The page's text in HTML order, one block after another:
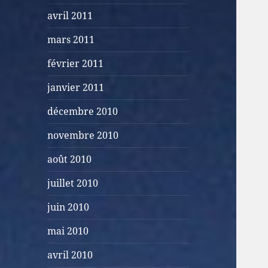
avril 2011
mars 2011
février 2011
janvier 2011
décembre 2010
novembre 2010
août 2010
juillet 2010
juin 2010
mai 2010
avril 2010